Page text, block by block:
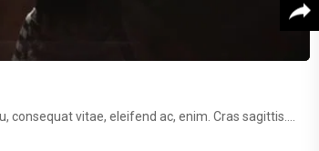
consequat vitae, eleifend ac, enim. Cras sagittis....